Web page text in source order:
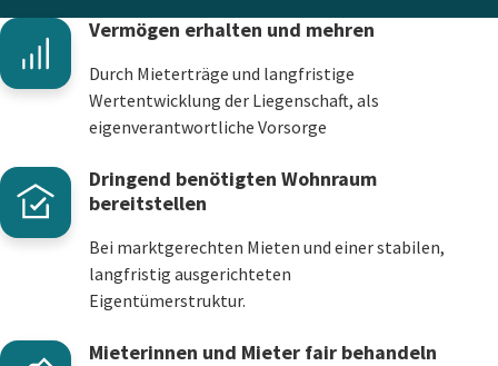
Vermögen erhalten und mehren
Durch Mieterträge und langfristige
Wertentwicklung der Liegenschaft, als
eigenverantwortliche Vorsorge
Dringend benötigten Wohnraum
bereitstellen
Bei marktgerechten Mieten und einer stabilen,
langfristig ausgerichteten
Eigentümerstruktur.
Mieterinnen und Mieter fair behandeln